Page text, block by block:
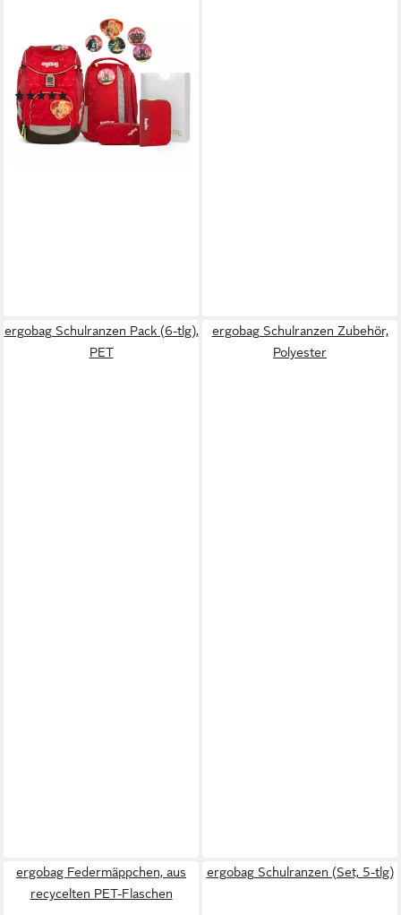
Schulrucksack, Sportrucksack,
Federmäppchen,
Schlamperrolle, Heftebox)
(18)
149,00 € UVP 239,00 €
-38%
ergobag Schulranzen Pack (6-tlg),
PET
ergobag Schulranzen Zubehör,
Polyester
ergobag Federmäppchen, aus
recycelten PET-Flaschen
ergobag Schulranzen (Set, 5-tlg)